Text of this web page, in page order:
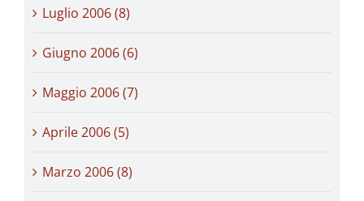
Luglio 2006 (8)
Giugno 2006 (6)
Maggio 2006 (7)
Aprile 2006 (5)
Marzo 2006 (8)